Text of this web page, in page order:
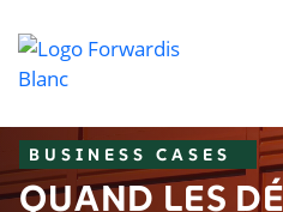
BUSINESS CASES
QUAND LES